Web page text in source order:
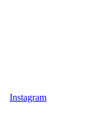
Instagram